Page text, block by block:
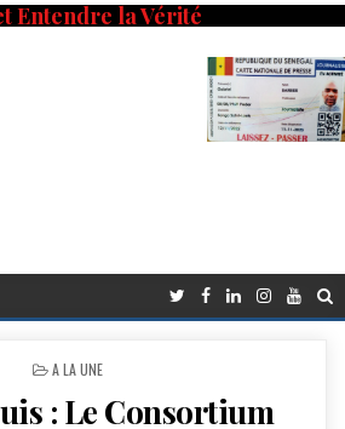
Entendre la Vérité
POSTED
A LA UNE
: Le Consortium